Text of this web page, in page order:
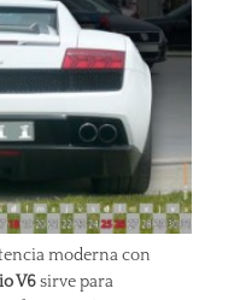
moderna con
V6sirve para